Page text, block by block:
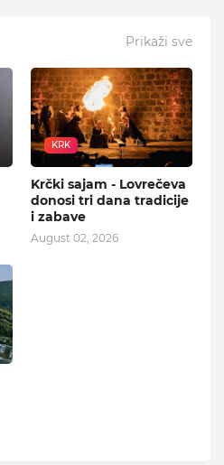
Prikaži sve
KRK
Krčki sajam - Lovrečeva
donosi tri dana tradicije
i zabave
August 02, 2026